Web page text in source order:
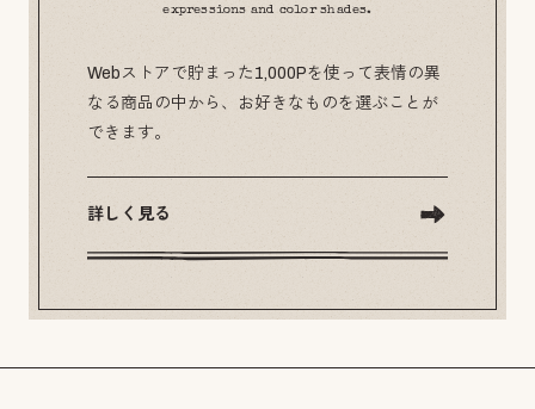
expressions and color shades.
Webストアで貯まった1,000Pを使って表情の異
なる商品の中から、お好きなものを選ぶことが
できます。
詳しく見る